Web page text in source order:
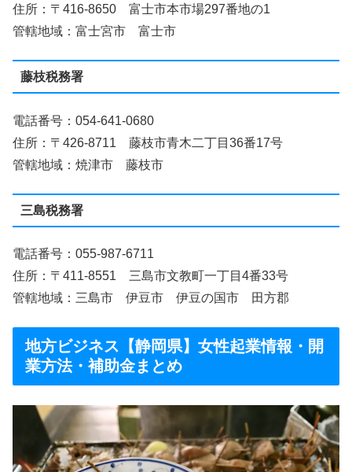
住所：〒416-8650 富士市本市場297番地の1
管轄地域：富士宮市 富士市
藤枝税務署
電話番号：054-641-0680
住所：〒426-8711 藤枝市青木二丁目36番17号
管轄地域：焼津市 藤枝市
三島税務署
電話番号：055-987-6711
住所：〒411-8551 三島市文教町一丁目4番33号
管轄地域：三島市 伊豆市 伊豆の国市 田方郡
地方ビジネス【静岡県】女性起業情報・開
業方法・補助金まとめ